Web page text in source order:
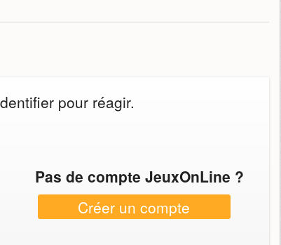
pour réagir.
Pas de compte JeuxOnLine ?
Créer un compte